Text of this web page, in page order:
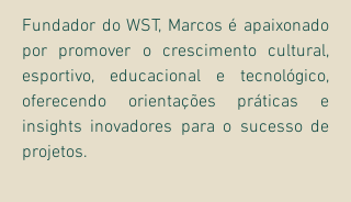
Fundador do WST, Marcos é apaixonado
por promover o crescimento cultural,
esportivo, educacional e tecnológico,
oferecendo orientações práticas e
insights inovadores para o sucesso de
projetos.